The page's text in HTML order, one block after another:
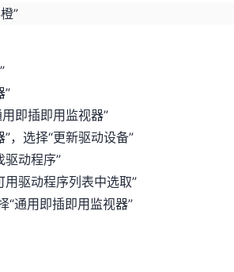
”
”
即插即用监视器”
，选择“更新驱动设备”
驱动程序”
驱动程序列表中选取”
“通用即插即用监视器”